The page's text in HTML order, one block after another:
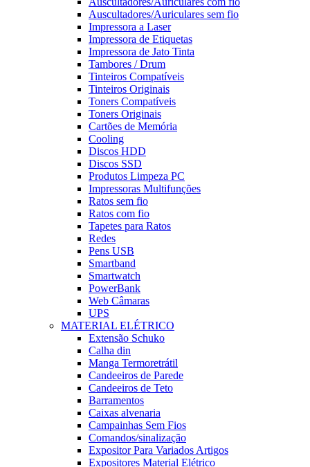
Auscultadores/Auriculares sem fio
Impressora a Laser
Impressora de Etiquetas
Impressora de Jato Tinta
Tambores / Drum
Tinteiros Compatíveis
Tinteiros Originais
Toners Compatíveis
Toners Originais
Cartões de Memória
Cooling
Discos HDD
Discos SSD
Produtos Limpeza PC
Impressoras Multifunções
Ratos sem fio
Ratos com fio
Tapetes para Ratos
Redes
Pens USB
Smartband
Smartwatch
PowerBank
Web Câmaras
UPS
MATERIAL ELÉTRICO
Extensão Schuko
Calha din
Manga Termoretrátil
Candeeiros de Parede
Candeeiros de Teto
Barramentos
Caixas alvenaria
Campainhas Sem Fios
Comandos/sinalização
Expositor Para Variados Artigos
Expositores Material Elétrico